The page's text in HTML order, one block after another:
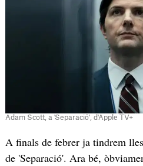
Adam Scott, a 'Separació', d'Apple TV+
A finals de febrer ja tindrem
de 'Separació'. Ara bé,